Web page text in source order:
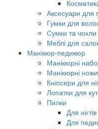
Аксесуари для
Гумки для
Сумки та чохли
Меблі для
Манікюр-педикюр
Манікюрні
Манікюрні
Кніпсери для
Лопатки для
Пилки
Для нігтів
Для